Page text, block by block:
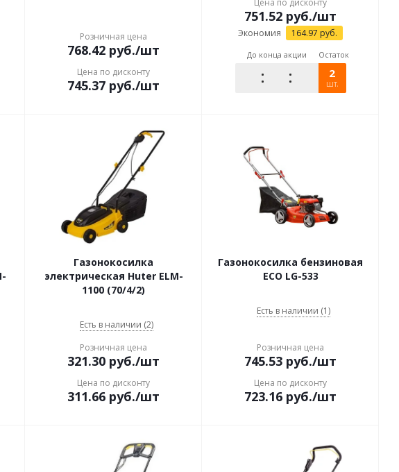
Розничная цена
768.42 руб./шт
Цена по дисконту
745.37 руб./шт
Цена по дисконту
751.52 руб./шт
Экономия 164.97 руб.
До конца акции Остаток
2
шт.
Газонокосилка
электрическая Huter ELM-
1100 (70/4/2)
Есть в наличии (2)
Розничная цена
321.30 руб./шт
Цена по дисконту
311.66 руб./шт
Газонокосилка бензиновая
ECO LG-533
Есть в наличии (1)
Розничная цена
745.53 руб./шт
Цена по дисконту
723.16 руб./шт